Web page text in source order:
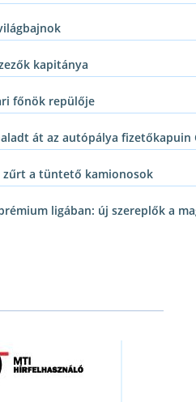
kapitánya
főnök repülője
át az autópálya
zűrt a tüntető kamionosok
ligában: új szereplők a